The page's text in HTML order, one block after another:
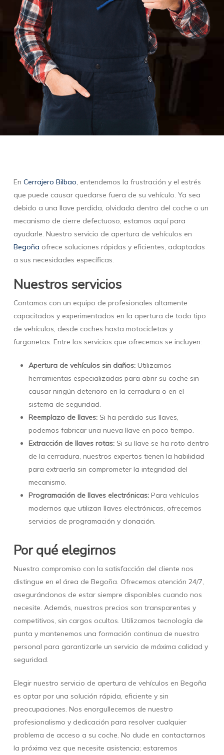
En Cerrajero Bilbao, entendemos la frustración y el estrés
que puede causar quedarse fuera de su vehículo. Ya sea
debido a una llave perdida, olvidada dentro del coche o un
mecanismo de cierre defectuoso, estamos aquí para
ayudarle. Nuestro servicio de apertura de vehículos en
Begoña ofrece soluciones rápidas y eficientes, adaptadas
a sus necesidades específicas.
Nuestros servicios
Contamos con un equipo de profesionales altamente
capacitados y experimentados en la apertura de todo tipo
de vehículos, desde coches hasta motocicletas y
furgonetas. Entre los servicios que ofrecemos se incluyen:
Apertura de vehículos sin daños:Utilizamos
herramientas especializadas para abrir su coche sin
causar ningún deterioro en la cerradura o en el
sistema de seguridad.
Reemplazo de llaves:Si ha perdido sus llaves,
podemos fabricar una nueva llave en poco tiempo.
Extracción de llaves rotas:Si su llave se ha roto dentro
de la cerradura, nuestros expertos tienen la habilidad
para extraerla sin comprometer la integridad del
mecanismo.
Programación de llaves electrónicas:Para vehículos
modernos que utilizan llaves electrónicas, ofrecemos
servicios de programación y clonación.
Por qué elegirnos
Nuestro compromiso con la satisfacción del cliente nos
distingue en el área de Begoña. Ofrecemos atención 24/7,
asegurándonos de estar siempre disponibles cuando nos
necesite. Además, nuestros precios son transparentes y
competitivos, sin cargos ocultos. Utilizamos tecnología de
punta y mantenemos una formación continua de nuestro
personal para garantizarle un servicio de máxima calidad y
seguridad.
Elegir nuestro servicio de apertura de vehículos en Begoña
es optar por una solución rápida, eficiente y sin
preocupaciones. Nos enorgullecemos de nuestro
profesionalismo y dedicación para resolver cualquier
problema de acceso a su coche. No dude en contactarnos
la próxima vez que necesite asistencia; estaremos